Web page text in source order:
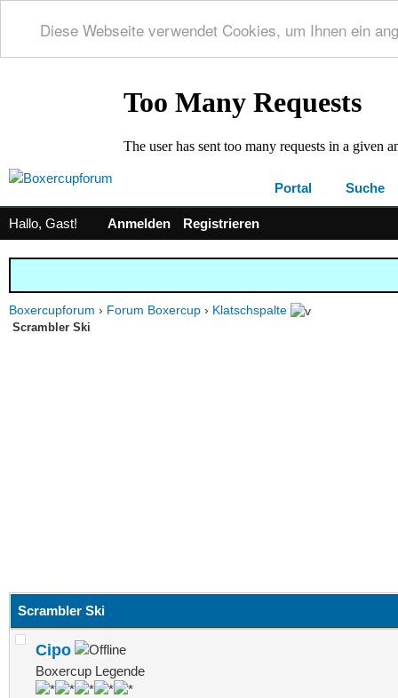
Diese Webseite verwendet Cookies, um Ihnen ein
Portal Suche
Hallo, Gast! Anmelden Registrieren
Boxercupforum › Forum Boxercup › Klatschspalte
Scrambler Ski
Scrambler Ski
Cipo
Boxercup Legende